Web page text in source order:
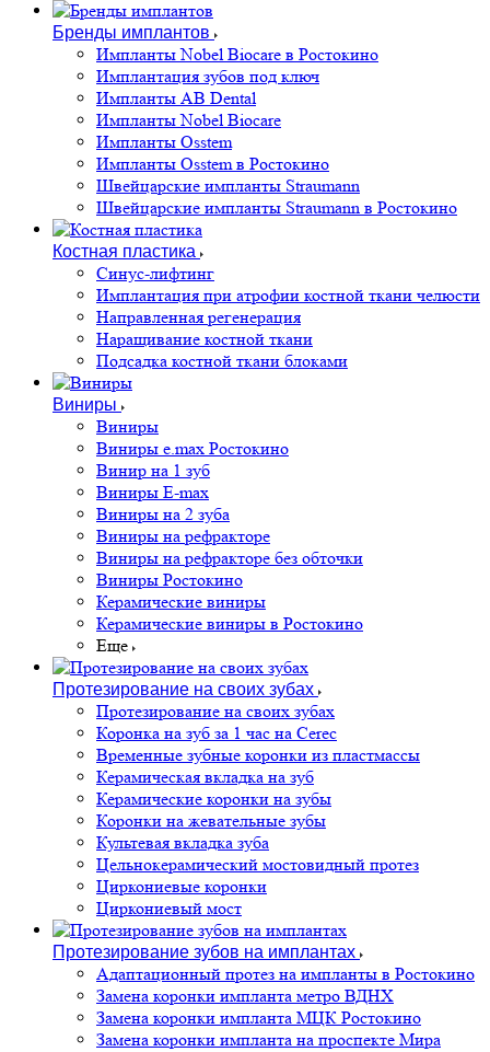
Бренды имплантов
Импланты Nobel Biocare в Ростокино
Имплантация зубов под ключ
Импланты AB Dental
Импланты Nobel Biocare
Импланты Osstem
Импланты Osstem в Ростокино
Швейцарские импланты Straumann
Швейцарские импланты Straumann в Ростокино
Костная пластика
Cинус-лифтинг
Имплантация при атрофии костной ткани челюсти
Направленная регенерация
Наращивание костной ткани
Подсадка костной ткани блоками
Виниры
Виниры
Виниры e.max Ростокино
Винир на 1 зуб
Виниры E-max
Виниры на 2 зуба
Виниры на рефракторе
Виниры на рефракторе без обточки
Виниры Ростокино
Керамические виниры
Керамические виниры в Ростокино
Еще
Протезирование на своих зубах
Протезирование на своих зубах
Коронка на зуб за 1 час на Cerec
Временные зубные коронки из пластмассы
Керамическая вкладка на зуб
Керамические коронки на зубы
Коронки на жевательные зубы
Культевая вкладка зуба
Цельнокерамический мостовидный протез
Циркониевые коронки
Циркониевый мост
Протезирование зубов на имплантах
Адаптационный протез на импланты в Ростокино
Замена коронки импланта метро ВДНХ
Замена коронки импланта МЦК Ростокино
Замена коронки импланта на проспекте Мира